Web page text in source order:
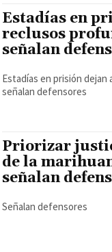
Estadías en
reclusos
señalan
Estadías en prisión
señalan defensores
Priorizar
de la
señalan
Señalan defensores